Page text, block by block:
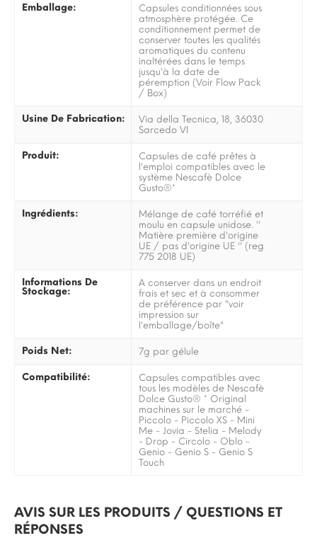
Emballage:
Capsules conditionnées sous
atmosphère protégée. Ce
conditionnement permet de
conserver toutes les qualités
aromatiques du contenu
inaltérées dans le temps
jusqu'à la date de
péremption (Voir Flow Pack
/ Box)
Usine De Fabrication:
Via della Tecnica, 18, 36030
Sarcedo VI
Produit:
Capsules de café prêtes à
l'emploi compatibles avec le
système Nescafè Dolce
Gusto®*
Ingrédients:
Mélange de café torréfié et
moulu en capsule unidose. ''
Matière première d'origine
UE / pas d'origine UE '' (reg
775 2018 UE)
Informations De
Stockage:
A conserver dans un endroit
frais et sec et à consommer
de préférence par "voir
impression sur
l'emballage/boîte"
Poids Net: 7g par gélule
Compatibilité:
Capsules compatibles avec
tous les modèles de Nescafè
Dolce Gusto® * Original
machines sur le marché -
Piccolo - Piccolo XS - Mini
Me - Jovia - Stelia - Melody
- Drop - Circolo - Oblo -
Genio - Genio S - Genio S
Touch
AVIS SUR LES PRODUITS / QUESTIONS ET
RÉPONSES